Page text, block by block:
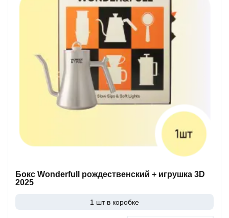
Бокс Wonderfull рождественский + игрушка 3D
2025
1 шт в коробке